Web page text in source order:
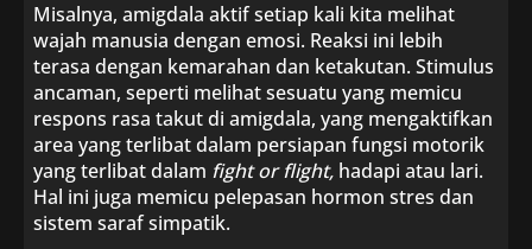
Misalnya, amigdala aktif setiap kali kita melihat
wajah manusia dengan emosi. Reaksi ini lebih
terasa dengan kemarahan dan ketakutan. Stimulus
ancaman, seperti melihat sesuatu yang memicu
respons rasa takut di amigdala, yang mengaktifkan
area yang terlibat dalam persiapan fungsi motorik
yang terlibat dalam fight or flight, hadapi atau lari.
Hal ini juga memicu pelepasan hormon stres dan
sistem saraf simpatik.